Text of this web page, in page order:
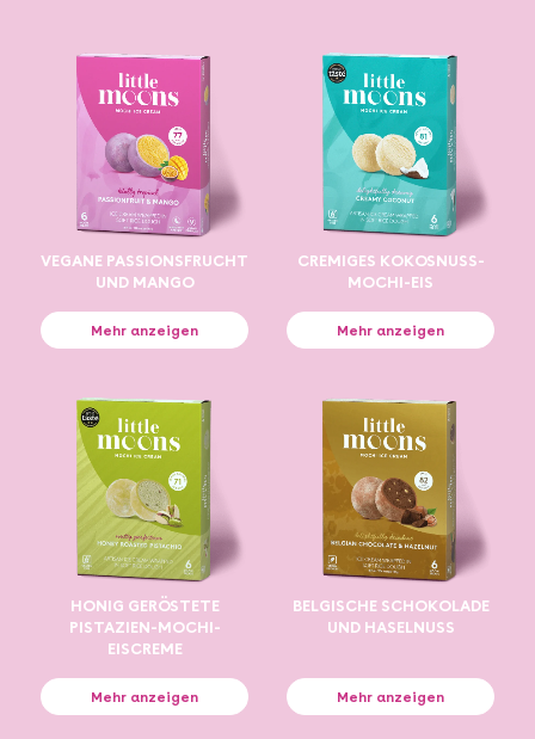
VEGANE PASSIONSFRUCHT
UND MANGO
Mehr anzeigen
CREMIGES KOKOSNUSS-
MOCHI-EIS
Mehr anzeigen
HONIG GERÖSTETE
PISTAZIEN-MOCHI-
EISCREME
Mehr anzeigen
BELGISCHE SCHOKOLADE
UND HASELNUSS
Mehr anzeigen